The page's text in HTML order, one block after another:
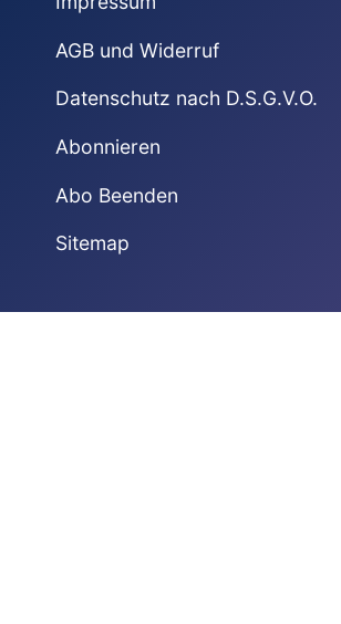
AGB und Widerruf
Datenschutz nach D.S.G.V.O.
Abonnieren
Abo Beenden
Sitemap